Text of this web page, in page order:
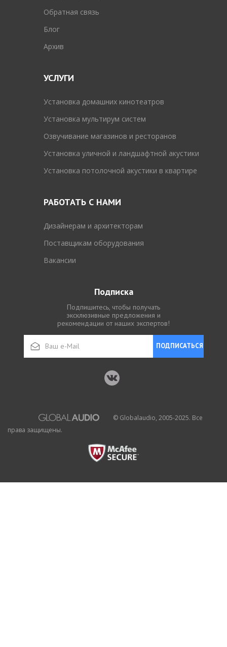
Обратная связь
Блог
Архив
УСЛУГИ
Установка домашних кинотеатров
Установка мультирум систем
Озвучивание магазинов и ресторанов
Установка уличной и ландшафтной акустики
Установка потолочной акустики в квартире
РАБОТАТЬ С НАМИ
Дизайнерам и архитекторам
Поставщикам оборудования
Вакансии
Подписка
Подпишитесь, чтобы получать
эксклюзивные предложения и
рекомендации от наших экспертов!
ПОДПИСАТЬСЯ
© Globalaudio, 2005-2025. Все
права защищены.